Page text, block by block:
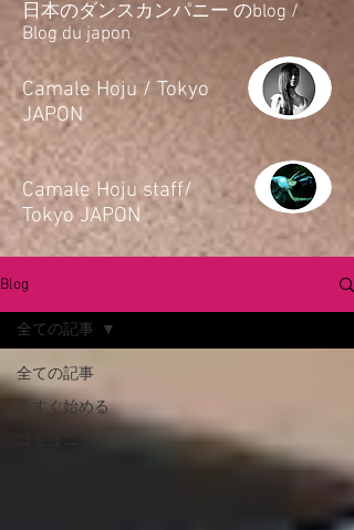
日本のダンスカンパニー のblog /
Blog du japon
​Camale Hoju / Tokyo
JAPON
​Camale Hoju staff/
Tokyo JAPON
Blog
全ての記事
今すぐ始める
全ての記事